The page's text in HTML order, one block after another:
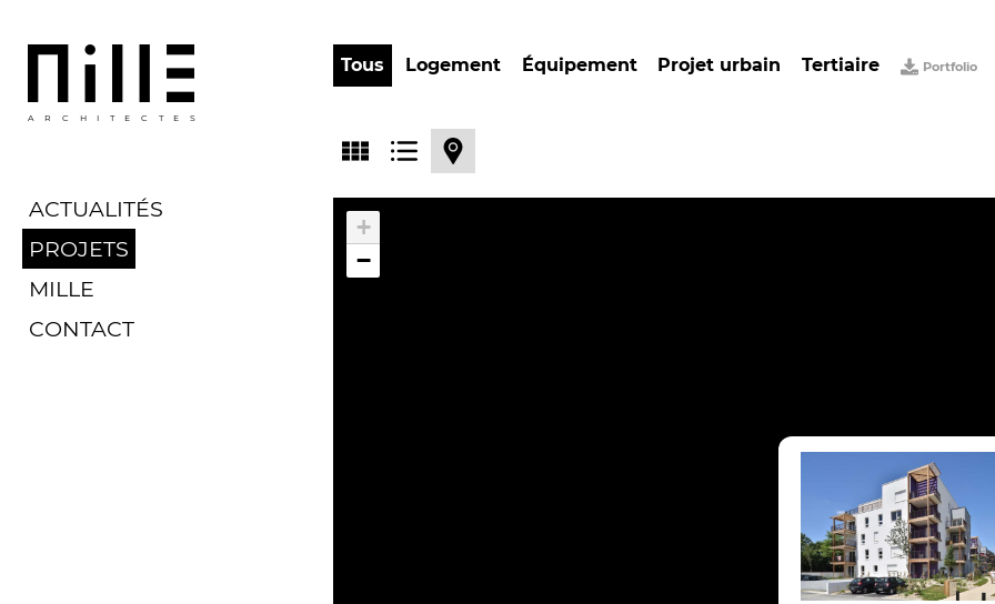
ARCHITECTES
ACTUALITÉS
PROJETS
MILLE
CONTACT
Tous Logement Équipement Projet urbain Tertiaire Portfolio
+
−